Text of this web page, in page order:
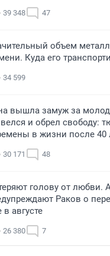
39 348 47
объем
Куда его
34 599
вышла замуж за
и обрел свободу:
в жизни после 40
30 171 48
голову от любви.
Раков о
в августе
26 380 7